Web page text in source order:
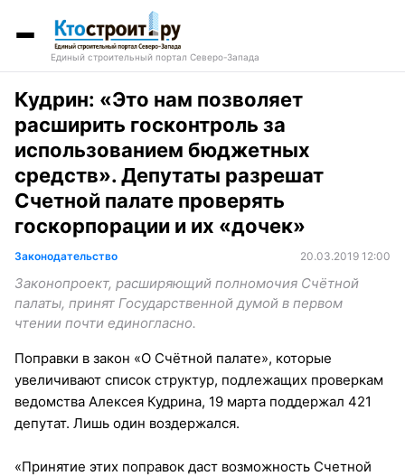
Единый строительный портал Северо-Запада
Кудрин: «Это нам позволяет
расширить госконтроль за
использованием бюджетных
средств». Депутаты разрешат
Счетной палате проверять
госкорпорации и их «дочек»
Законодательство 20.03.2019 12:00
Законопроект, расширяющий полномочия Счётной
палаты, принят Государственной думой в первом
чтении почти единогласно.
Поправки в закон «О Счётной палате», которые
увеличивают список структур, подлежащих проверкам
ведомства Алексея Кудрина, 19 марта поддержал 421
депутат. Лишь один воздержался.
«Принятие этих поправок даст возможность Счетной